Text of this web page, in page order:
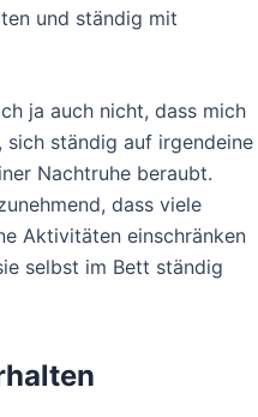
und ständig mit
ja auch nicht, dass mich
sich ständig auf irgendeine
Nachtruhe beraubt.
dass viele
Aktivitäten einschränken
selbst im Bett ständig